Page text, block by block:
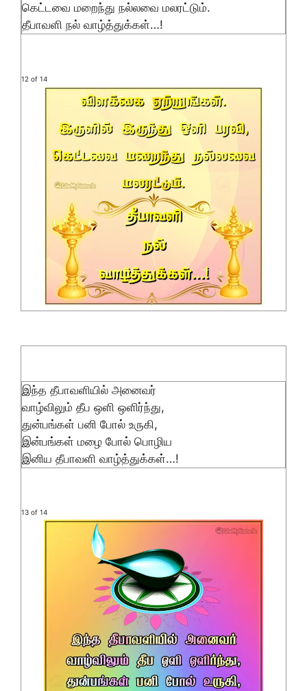
கெட்டவை மறைந்து நல்லவை மலரட்டும்.
தீபாவளி நல் வாழ்த்துக்கள்…!
12 of 14
இந்த தீபாவளியில் அனைவர்
வாழ்விலும் தீப ஒளி ஒளிர்ந்து,
துன்பங்கள் பனி போல் உருகி,
இன்பங்கள் மழை போல் பொழிய
இனிய தீபாவளி வாழ்த்துக்கள்…!
13 of 14